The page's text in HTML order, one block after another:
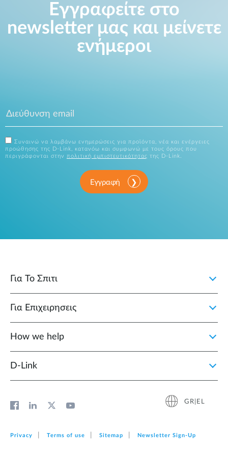
Εγγραφείτε στο
newsletter μας και μείνετε
ενήμεροι
Συναινώ να λαμβάνω ενημερώσεις για προϊόντα, νέα και ενέργειες
προώθησης της D-Link, κατανόω και συμφωνώ με τους όρους που
περιγράφονται στην πολιτική εμπιστευτικότητας της D-Link.
Εγγραφή
Για Το Σπιτι
Για Επιχειρησεις
How we help
D‑Link
GR|EL
Privacy Terms of use Sitemap Newsletter Sign‑Up